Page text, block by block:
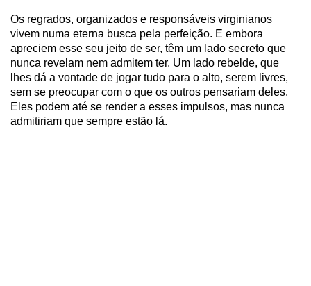
Os regrados, organizados e responsáveis virginianos
vivem numa eterna busca pela perfeição. E embora
apreciem esse seu jeito de ser, têm um lado secreto que
nunca revelam nem admitem ter. Um lado rebelde, que
lhes dá a vontade de jogar tudo para o alto, serem livres,
sem se preocupar com o que os outros pensariam deles.
Eles podem até se render a esses impulsos, mas nunca
admitiriam que sempre estão lá.